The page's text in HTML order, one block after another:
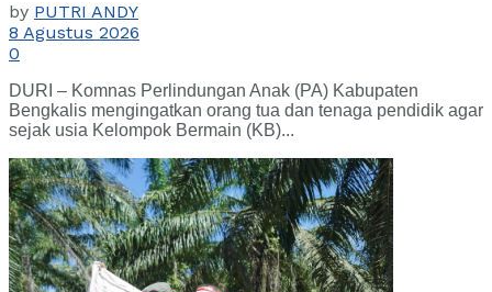
by PUTRI ANDY
8 Agustus 2026
0
DURI – Komnas Perlindungan Anak (PA) Kabupaten
Bengkalis mengingatkan orang tua dan tenaga pendidik agar
sejak usia Kelompok Bermain (KB)...